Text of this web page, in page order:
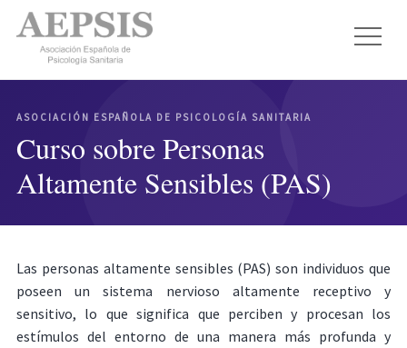
ASOCIACIÓN ESPAÑOLA DE PSICOLOGÍA SANITARIA
Curso sobre Personas
Altamente Sensibles (PAS)
Las personas altamente sensibles (PAS) son individuos que
poseen un sistema nervioso altamente receptivo y
sensitivo, lo que significa que perciben y procesan los
estímulos del entorno de una manera más profunda y